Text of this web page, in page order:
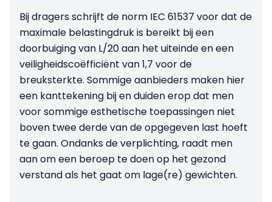
Bij dragers schrijft de norm IEC 61537 voor dat de
maximale belastingdruk is bereikt bij een
doorbuiging van L/20 aan het uiteinde en een
veiligheidscoëfficiënt van 1,7 voor de
breuksterkte. Sommige aanbieders maken hier
een kanttekening bij en duiden erop dat men
voor sommige esthetische toepassingen niet
boven twee derde van de opgegeven last hoeft
te gaan. Ondanks de verplichting, raadt men
aan om een beroep te doen op het gezond
verstand als het gaat om lage(re) gewichten.